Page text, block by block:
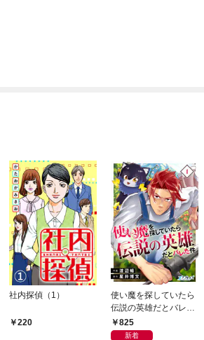
社内探偵（1）
220
使い魔を探していたら
伝説の英雄だとバレた
件【合冊版】（1）
825
新着